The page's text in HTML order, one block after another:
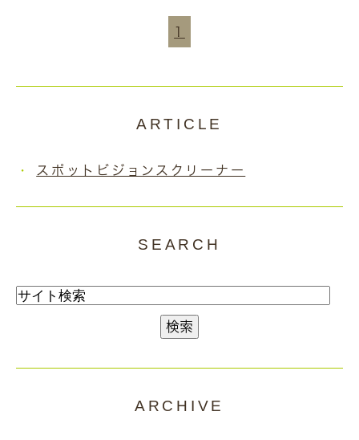
1
ARTICLE
スポットビジョンスクリーナー
SEARCH
ARCHIVE